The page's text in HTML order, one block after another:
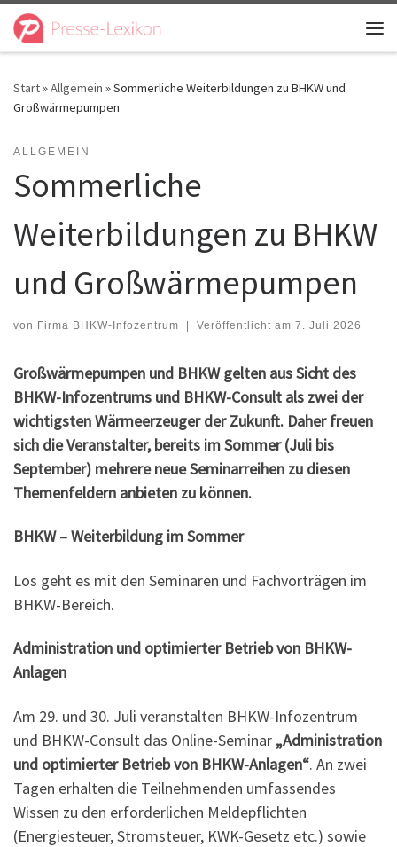
Zum Inhalt springen
Start»Allgemein »Sommerliche Weiterbildungen zu BHKW und
Großwärmepumpen
ALLGEMEIN
Sommerliche
Weiterbildungen zu BHKW
und Großwärmepumpen
von Firma BHKW-Infozentrum | Veröffentlicht am 7. Juli 2026
Großwärmepumpen und BHKW gelten aus Sicht des
BHKW-Infozentrums und BHKW-Consult als zwei der
wichtigsten Wärmeerzeuger der Zukunft. Daher freuen
sich die Veranstalter, bereits im Sommer (Juli bis
September) mehrere neue Seminarreihen zu diesen
Themenfeldern anbieten zu können.
BHKW – Weiterbildung im Sommer
Los geht es mit den Seminaren und Fachvorträgen im
BHKW-Bereich.
Administration und optimierter Betrieb von BHKW-
Anlagen
Am 29. und 30. Juli veranstalten BHKW-Infozentrum
und BHKW-Consult das Online-Seminar „Administration
und optimierter Betrieb von BHKW-Anlagen“. An zwei
Tagen erhalten die Teilnehmenden umfassendes
Wissen zu den erforderlichen Meldepflichten
(Energiesteuer, Stromsteuer, KWK-Gesetz etc.) sowie